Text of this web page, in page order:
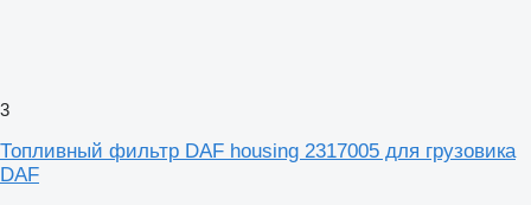
3
Топливный фильтр DAF housing 2317005 для грузовика
DAF